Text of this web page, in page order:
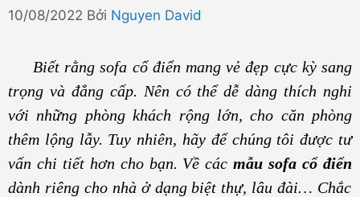
10/08/2022 Bởi Nguyen David
Biết rằng sofa cổ điển mang vẻ đẹp cực kỳ sang
trọng và đẳng cấp. Nên có thể dễ dàng thích nghi
với những phòng khách rộng lớn, cho căn phòng
thêm lộng lẫy. Tuy nhiên, hãy để chúng tôi được tư
vấn chi tiết hơn cho bạn. Về các mẫu sofa cổ điển
dành riêng cho nhà ở dạng biệt thự, lâu đài… Chắc